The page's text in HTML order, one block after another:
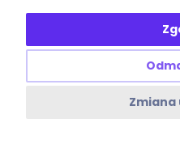
Zmiana
Pozycjonowanie AI
Pozycjonowanie AI